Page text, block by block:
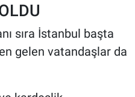
sıra İstanbul başta
gelen vatandaşlar da